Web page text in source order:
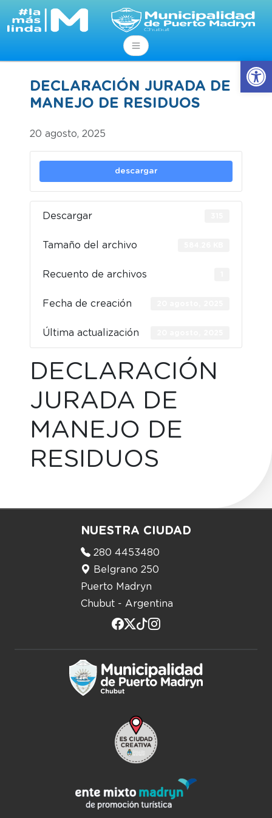
Abrir
DECLARACIÓN JURADA DE
MANEJO DE RESIDUOS
20 agosto, 2025
descargar
Descargar
Tamaño del archivo
Recuento de archivos
Fecha de creación
Última actualización
DECLARACIÓN
JURADA DE
MANEJO DE
RESIDUOS
NUESTRA CIUDAD
280 4453480
Belgrano 250
Puerto Madryn
Chubut - Argentina